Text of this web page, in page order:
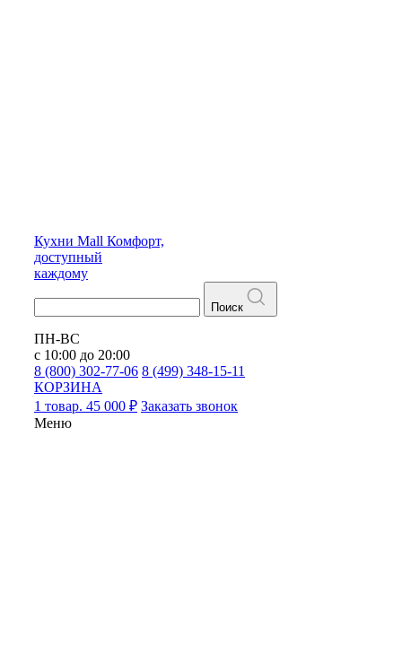
Кухни Mall Комфорт,
доступный
каждому
Поиск
ПН-ВС
с 10:00 до 20:00
8 (800) 302-77-06 8 (499) 348-15-11
КОРЗИНА
1 товар. 45 000 ₽ Заказать звонок
Меню